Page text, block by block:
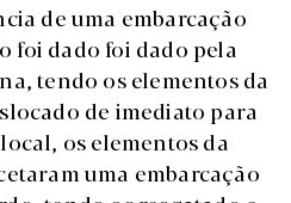
de uma embarcação
foi dado foi dado pela
tendo os elementos da
de imediato para
os elementos da
uma embarcação